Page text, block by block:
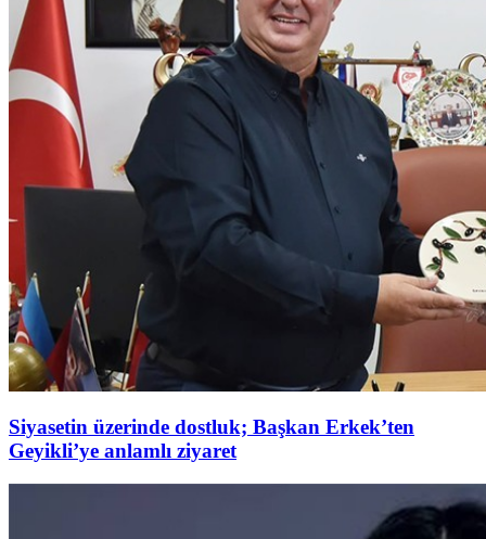
Siyasetin üzerinde dostluk; Başkan Erkek’ten
Geyikli’ye anlamlı ziyaret